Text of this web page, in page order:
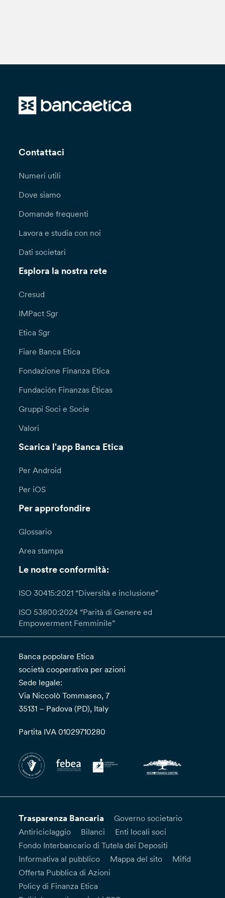
Contattaci
Numeri utili
Dove siamo
Domande frequenti
Lavora e studia con noi
Dati societari
Esplora la nostra rete
Cresud
IMPact Sgr
Etica Sgr
Fiare Banca Etica
Fondazione Finanza Etica
Fundación Finanzas Éticas
Gruppi Soci e Socie
Valori
Scarica l'app Banca Etica
Per Android
Per iOS
Per approfondire
Glossario
Area stampa
Le nostre conformità:
ISO 30415:2021 “Diversità e inclusione”
ISO 53800:2024 “Parità di Genere ed
Empowerment Femminile”
Banca popolare Etica
società cooperativa per azioni
Sede legale:
Via Niccolò Tommaseo, 7
35131 – Padova (PD), Italy
Partita IVA 01029710280
Trasparenza Bancaria
Governo societario
Antiriciclaggio
Bilanci
Enti locali soci
Fondo Interbancario di Tutela dei Depositi
Informativa al pubblico
Mappa del sito
Mifid
Offerta Pubblica di Azioni
Policy di Finanza Etica